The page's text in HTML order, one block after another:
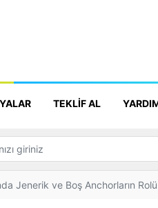
TEKLİF AL
Jenerik ve Boş Anchorların Rolü